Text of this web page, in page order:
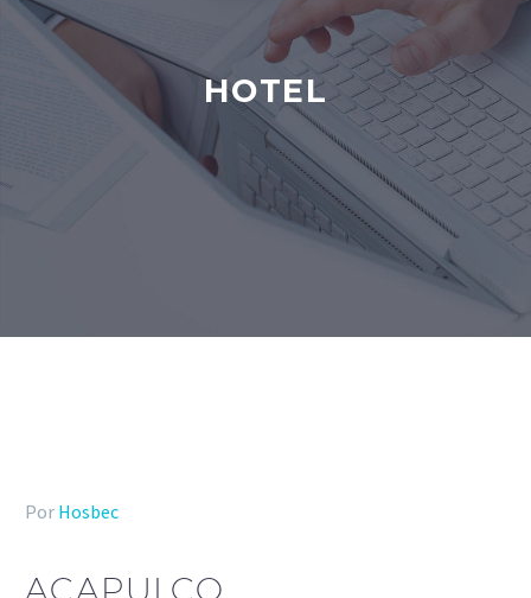
HOTEL
Por Hosbec
ACAPULCO